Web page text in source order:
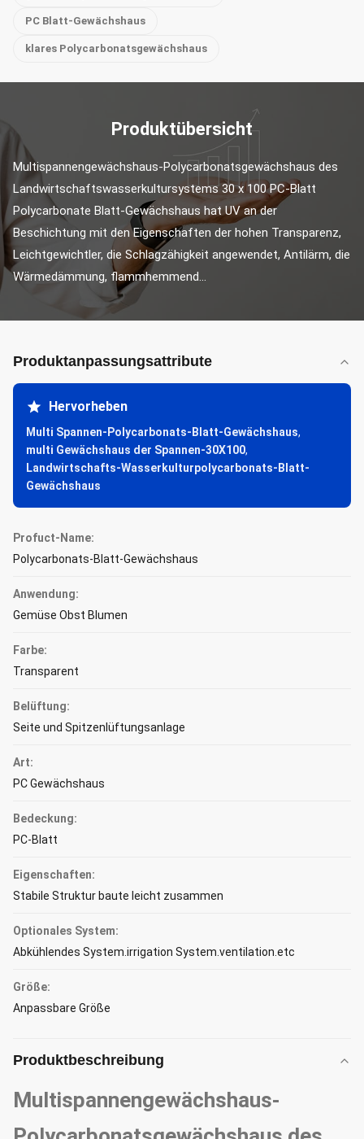
PC Blatt-Gewächshaus
klares Polycarbonatsgewächshaus
Produktübersicht
Multispannengewächshaus-Polycarbonatsgewächshaus des
Landwirtschaftswasserkultursystems 30 x 100 PC-Blatt
Polycarbonate Blatt-Gewächshaus hat UV an der
Beschichtung mit den Eigenschaften der hohen Transparenz,
Leichtgewichtler, die Schlagzähigkeit angewendet, Antilärm, die
Wärmedämmung, flammhemmend...
Produktanpassungsattribute
Hervorheben
Multi Spannen-Polycarbonats-Blatt-Gewächshaus,
multi Gewächshaus der Spannen-30X100,
Landwirtschafts-Wasserkulturpolycarbonats-Blatt-
Gewächshaus
Profuct-Name:
Polycarbonats-Blatt-Gewächshaus
Anwendung:
Gemüse Obst Blumen
Farbe:
Transparent
Belüftung:
Seite und Spitzenlüftungsanlage
Art:
PC Gewächshaus
Bedeckung:
PC-Blatt
Eigenschaften:
Stabile Struktur baute leicht zusammen
Optionales System:
Abkühlendes System.irrigation System.ventilation.etc
Größe:
Anpassbare Größe
Produktbeschreibung
Multispannengewächshaus-